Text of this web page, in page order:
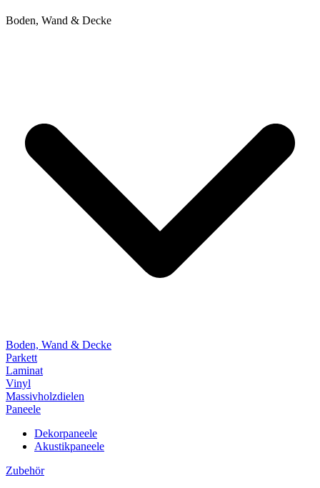
Boden, Wand & Decke
Boden, Wand & Decke
Parkett
Laminat
Vinyl
Massivholzdielen
Paneele
Dekorpaneele
Akustikpaneele
Zubehör